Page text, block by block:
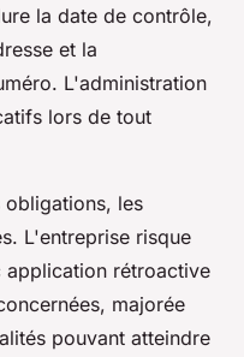
la date de contrôle,
et la
L'administration
lors de tout
obligations, les
L'entreprise risque
application rétroactive
majorée
pouvant atteindre